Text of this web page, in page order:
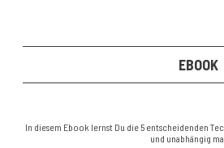
EBOOK
In diesem Ebook lernst Du die 5 entscheidenden
und unabhängig